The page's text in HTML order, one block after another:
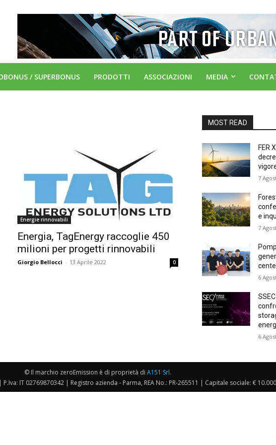
/ SUPERBONUS PRODOTTI ASSOCIAZIONI MEDIA
Energie rinnovabili
Energia, TagEnergy raccoglie 450
milioni per progetti rinnovabili
Giorgio Bellocci - 13 Aprile 2022 0
MOST READ
FER
7
e
7
6
6
© Il marchio zeroEmission è di proprietà di A151 Srl.
IT 02769870342 | Registro azienda - Parma, REA No.: PR-265511 | Capitale sociale: €